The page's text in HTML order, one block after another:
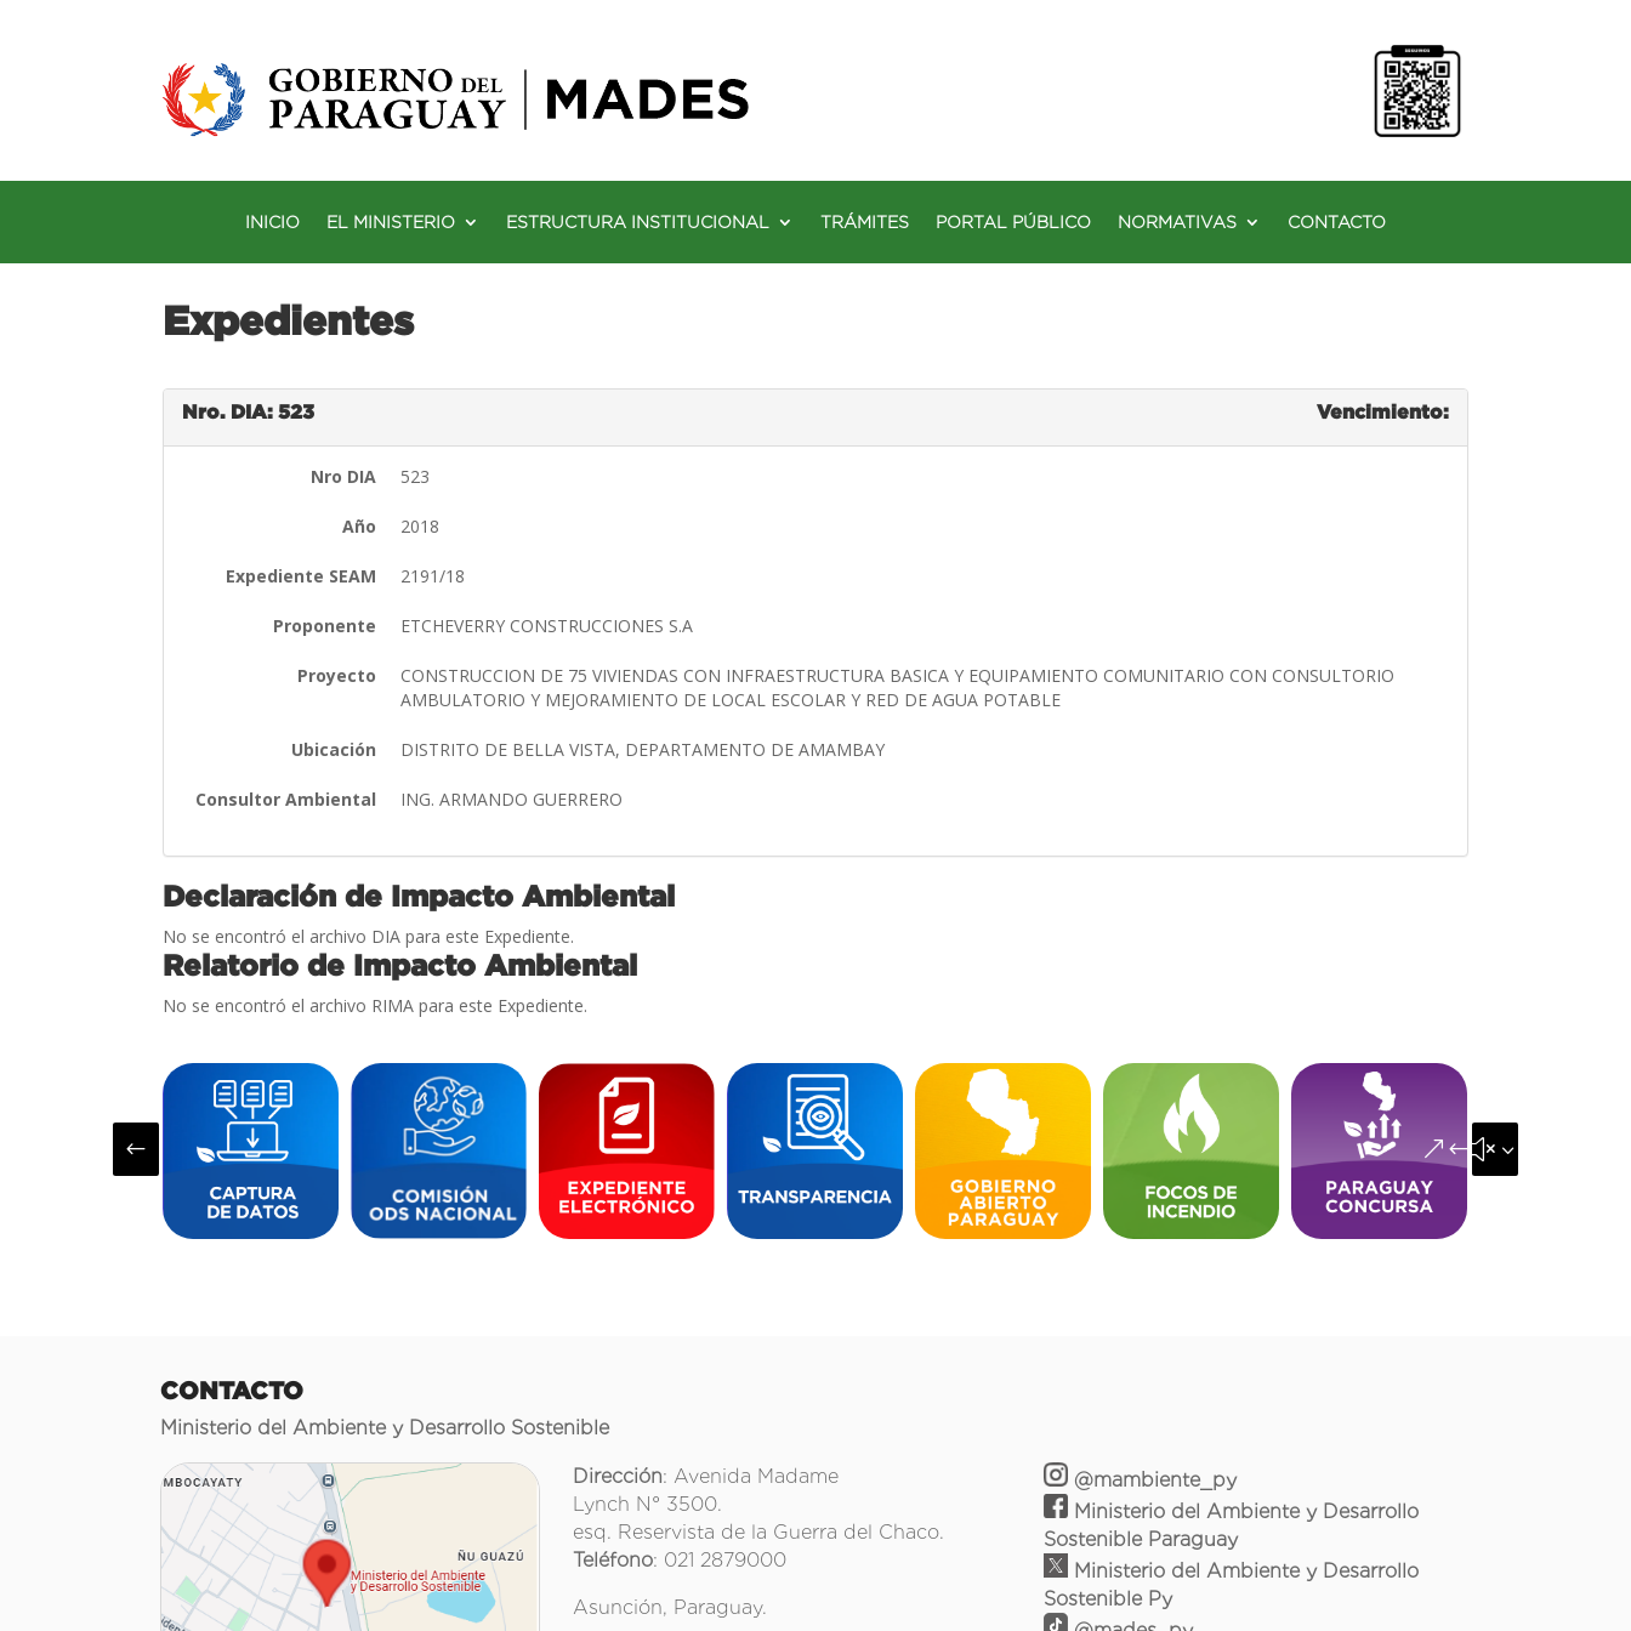
INICIO EL MINISTERIO ESTRUCTURA INSTITUCIONAL TRÁMITES PORTAL PÚBLICO NORMATIVAS CONTACTO
Expedientes
Nro. DIA: 523 Vencimiento:
Nro DIA 523
Año 2018
Expediente SEAM 2191/18
Proponente ETCHEVERRY CONSTRUCCIONES S.A
Proyecto
CONSTRUCCION DE 75 VIVIENDAS CON INFRAESTRUCTURA BASICA Y EQUIPAMIENTO COMUNITARIO CON CONSULTORIO
AMBULATORIO Y MEJORAMIENTO DE LOCAL ESCOLAR Y RED DE AGUA POTABLE
Ubicación DISTRITO DE BELLA VISTA, DEPARTAMENTO DE AMAMBAY
Consultor Ambiental ING. ARMANDO GUERRERO
Declaración de Impacto Ambiental
No se encontró el archivo DIA para este Expediente.
Relatorio de Impacto Ambiental
No se encontró el archivo RIMA para este Expediente.
# &#x35;
CONTACTO
Ministerio del Ambiente y Desarrollo Sostenible
Dirección: Avenida Madame
Lynch N° 3500.
esq. Reservista de la Guerra del Chaco.
Teléfono: 021 2879000
Asunción, Paraguay.
@mambiente_py
Ministerio del Ambiente y Desarrollo
Sostenible Paraguay
Ministerio del Ambiente y Desarrollo
Sostenible Py